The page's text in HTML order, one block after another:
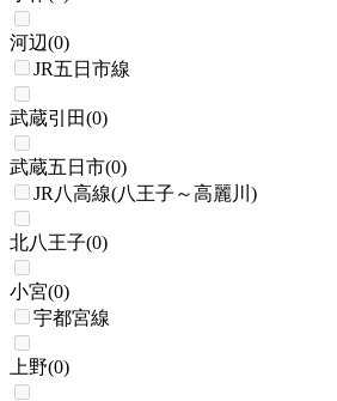
河辺(0)
JR五日市線
武蔵引田(0)
武蔵五日市(0)
JR八高線(八王子～高麗川)
北八王子(0)
小宮(0)
宇都宮線
上野(0)